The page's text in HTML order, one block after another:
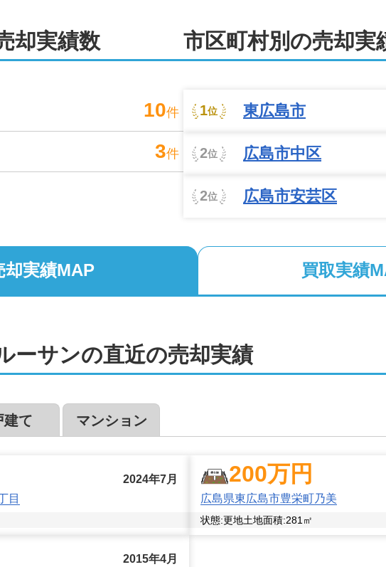
社では売却できなかった物件を、弊社で成約につなげた実績もございま
行っております。来店がむずかしいというお客様も、ぜひお気軽にご連
応可能！より良い売却方法を提案いたします
物件に対応できることも弊社の大きな強みの一つです。田んぼや山林、
悩みの場合はぜひ一度ご相談ください。
だけではなく買取も可能です。即現金化したい場合や周囲に知られず売
とって最善な売却方法の提案ができるよう日々尽力しております。親身
ポートさせていただきますので、どうぞ安心してお問い合わせください
ブルー不動産にお任せください！
ておりますので、複雑な案件やお悩みごとがある場合も、安心してお任せ
古家の解体やリフォーム、不用品の処分も承っております。また、引っ越
ションにも対応可能です。
却実績数
10件
3件
市区町村別の売却実
1位 東広島市
2位 広島市中区
2位 広島市安芸区
却実績MAP 買取実績
ーサンの直近の売却実績
建て マンション
2024年7月
目
200万円
広島県東広島市豊栄町乃美
状態:更地土地面積:281 ㎡
2015年4月